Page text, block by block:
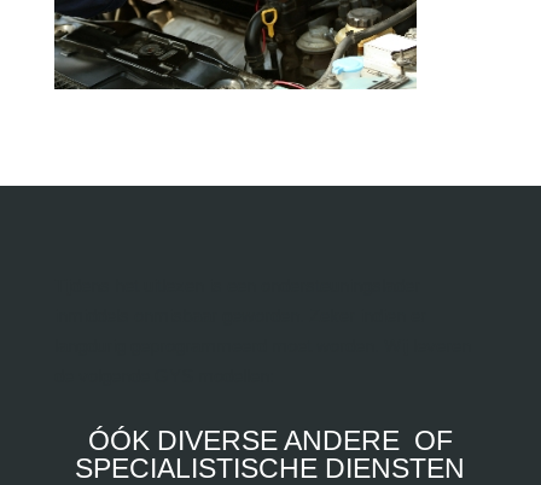
ÓÓK DIVERSE ANDERE OF
SPECIALISTISCHE DIENSTEN